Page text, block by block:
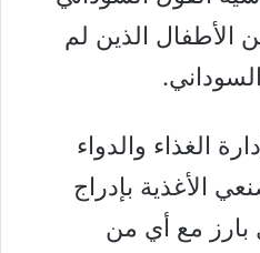
الأطفال الذين لم
الغذاء والدواء
الأغذية بإدراج
بارز مع أي من